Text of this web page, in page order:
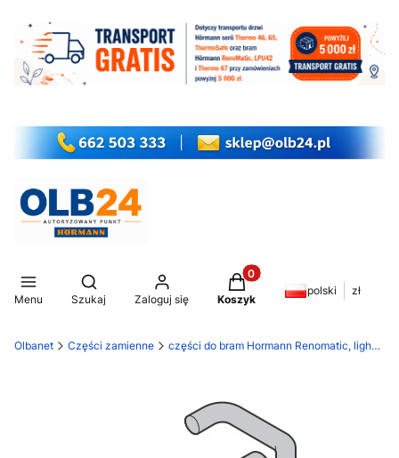
Menu
Otwórz wyszukiwarkę
Szukaj Zaloguj się
Produkty w koszyku: 0.
Koszyk
polski zł
Olbanet Części zamienne części do bram Hormann Renomatic, light EcoStar